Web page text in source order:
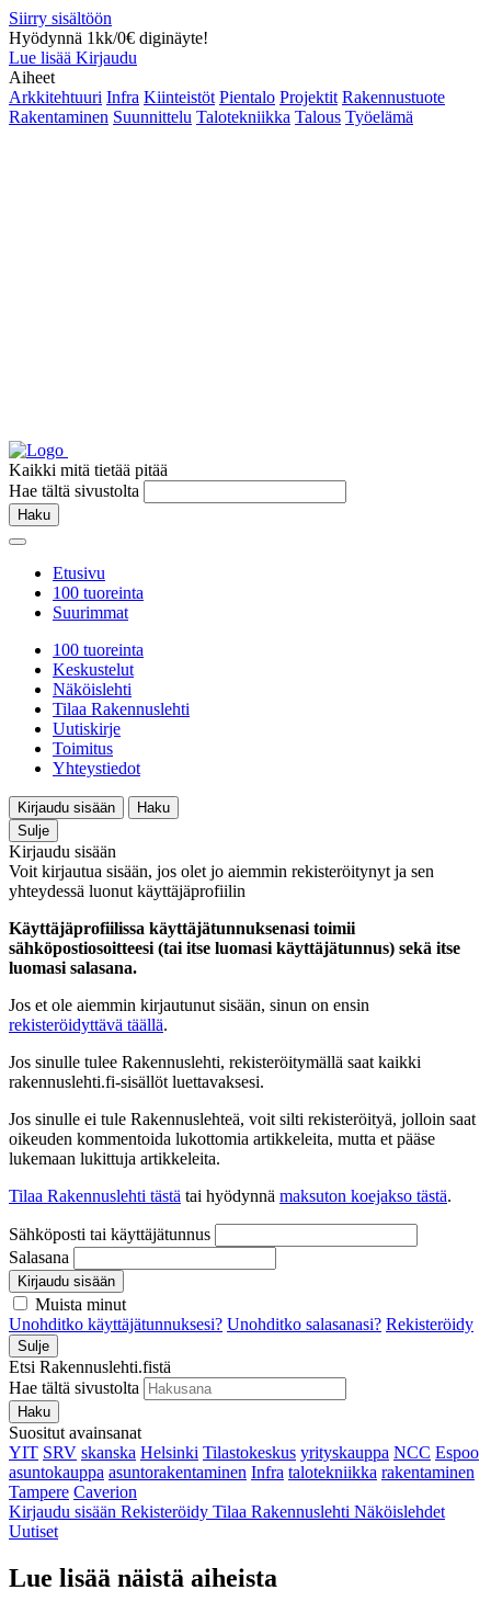
Siirry sisältöön
Hyödynnä 1kk/0€ diginäyte!
Lue lisää Kirjaudu
Aiheet
Arkkitehtuuri Infra Kiinteistöt Pientalo Projektit Rakennustuote
Rakentaminen Suunnittelu Talotekniikka Talous Työelämä
Kaikki mitä tietää pitää
Hae tältä sivustolta
Haku
Etusivu
100 tuoreinta
Suurimmat
100 tuoreinta
Keskustelut
Näköislehti
Tilaa Rakennuslehti
Uutiskirje
Toimitus
Yhteystiedot
Kirjaudu sisään
Haku
Sulje
Kirjaudu sisään
Voit kirjautua sisään, jos olet jo aiemmin rekisteröitynyt ja sen
yhteydessä luonut käyttäjäprofiilin
Käyttäjäprofiilissa käyttäjätunnuksenasi toimii
sähköpostiosoitteesi (tai itse luomasi käyttäjätunnus) sekä itse
luomasi salasana.
Jos et ole aiemmin kirjautunut sisään, sinun on ensin
rekisteröidyttävä täällä.
Jos sinulle tulee Rakennuslehti, rekisteröitymällä saat kaikki
rakennuslehti.fi-sisällöt luettavaksesi.
Jos sinulle ei tule Rakennuslehteä, voit silti rekisteröityä, jolloin saat
oikeuden kommentoida lukottomia artikkeleita, mutta et pääse
lukemaan lukittuja artikkeleita.
Tilaa Rakennuslehti tästä tai hyödynnä maksuton koejakso tästä.
Sähköposti tai käyttäjätunnus
Salasana
Kirjaudu sisään
Muista minut
Unohditko käyttäjätunnuksesi? Unohditko salasanasi? Rekisteröidy
Sulje
Etsi Rakennuslehti.fistä
Hae tältä sivustolta
Haku
Suositut avainsanat
YIT SRV skanska Helsinki Tilastokeskus yrityskauppa NCC Espoo
asuntokauppa asuntorakentaminen Infra talotekniikka rakentaminen
Tampere Caverion
Kirjaudu sisään Rekisteröidy Tilaa Rakennuslehti Näköislehdet
Uutiset
Lue lisää näistä aiheista